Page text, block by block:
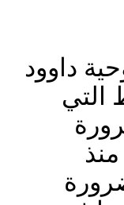
داوود
التي